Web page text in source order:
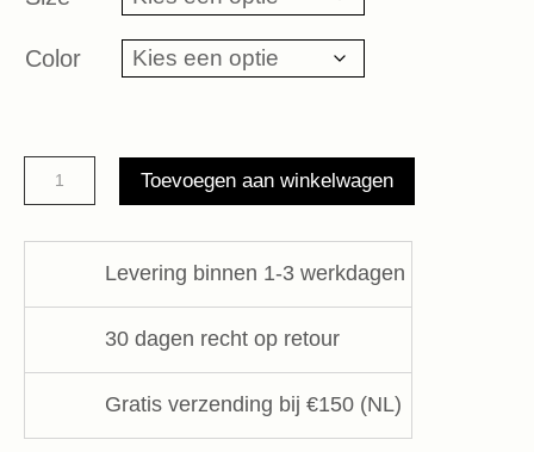
Color
Lillith
Blazer
Toevoegen aan winkelwagen
Levering binnen 1-3 werkdagen
30 dagen recht op retour
Gratis verzending bij €150 (NL)